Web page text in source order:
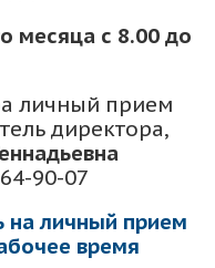
месяца с 8.00 до
личный прием
директора,
90-07
на личный прием
время